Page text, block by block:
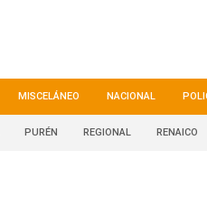
MISCELÁNEO NACIONAL
PURÉN REGIONAL RENAICO